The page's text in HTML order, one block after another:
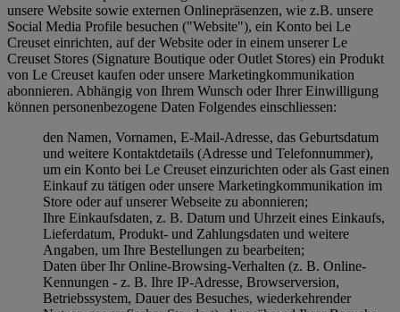
unsere Website sowie externen Onlinepräsenzen, wie z.B. unsere
Social Media Profile besuchen ("Website"), ein Konto bei Le
Creuset einrichten, auf der Website oder in einem unserer Le
Creuset Stores (Signature Boutique oder Outlet Stores) ein Produkt
von Le Creuset kaufen oder unsere Marketingkommunikation
abonnieren. Abhängig von Ihrem Wunsch oder Ihrer Einwilligung
können personenbezogene Daten Folgendes einschliessen:
den Namen, Vornamen, E-Mail-Adresse, das Geburtsdatum
und weitere Kontaktdetails (Adresse und Telefonnummer),
um ein Konto bei Le Creuset einzurichten oder als Gast einen
Einkauf zu tätigen oder unsere Marketingkommunikation im
Store oder auf unserer Webseite zu abonnieren;
Ihre Einkaufsdaten, z. B. Datum und Uhrzeit eines Einkaufs,
Lieferdatum, Produkt- und Zahlungsdaten und weitere
Angaben, um Ihre Bestellungen zu bearbeiten;
Daten über Ihr Online-Browsing-Verhalten (z. B. Online-
Kennungen - z. B. Ihre IP-Adresse, Browserversion,
Betriebssystem, Dauer des Besuches, wiederkehrender